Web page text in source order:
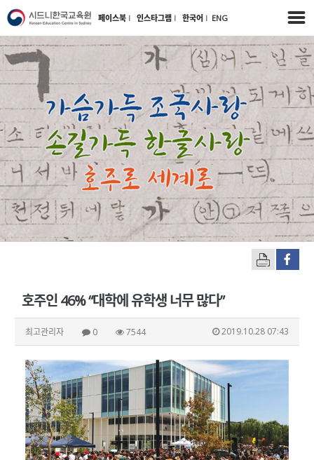
페이스북 l 인스타그램 l 한국어 l ENG
호주인 46% “대학에 유학생 너무 많다”
최고관리자 0 7544 2019.10.28 07:43